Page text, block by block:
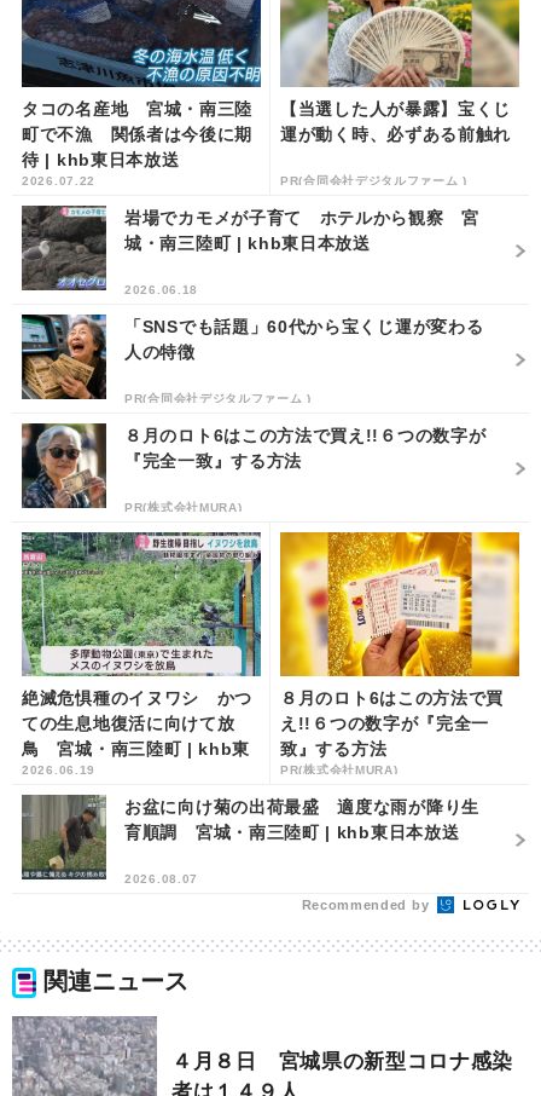
タコの名産地 宮城・南三陸
町で不漁 関係者は今後に期
待 | khb東日本放送
2026.07.22
【当選した人が暴露】宝くじ
運が動く時、必ずある前触れ
PR(合同会社デジタルファーム )
岩場でカモメが子育て ホテルから観察 宮
城・南三陸町 | khb東日本放送
2026.06.18
「SNSでも話題」60代から宝くじ運が変わる
人の特徴
PR(合同会社デジタルファーム )
８月のロト6はこの方法で買え!!６つの数字が
『完全一致』する方法
PR(株式会社MURA)
絶滅危惧種のイヌワシ かつ
ての生息地復活に向けて放
鳥 宮城・南三陸町 | khb東
日本放送
2026.06.19
８月のロト6はこの方法で買
え!!６つの数字が『完全一
致』する方法
PR(株式会社MURA)
お盆に向け菊の出荷最盛 適度な雨が降り生
育順調 宮城・南三陸町 | khb東日本放送
2026.08.07
Recommended by
関連ニュース
４月８日 宮城県の新型コロナ感染
者は１４９人